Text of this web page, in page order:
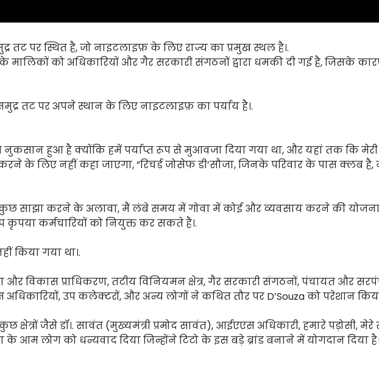
तट पर स्थित है, जो नाइटलाइफ़ के लिए राज्य का प्रमुख स्थल है।.
को अधिकारियों और गैर सरकारी संगठनों द्वारा धमकी दी गई है, जिसके
तट पर अपने स्थान के लिए नाइटलाइफ़ का पर्याय है।.
हुआ है क्योंकि हमें पर्याप्त रूप से मुआवजा दिया गया था, और यहां तक कि
के लिए नहीं कहा जाएगा, ”रिचर्ड जोसेफ डी’सौजा, जिनके परिवार के पास क्लब है,
साझा करने के अलावा, मैं लंबे समय में गोवा में कोई और व्यवसाय करने की
कर्मचारियों को नियुक्त कर सकते हैं।.
किया गया था।.
और विकास प्राधिकरण, तटीय विनियमन क्षेत्र, गैर सरकारी संगठनों, पंचायत और
अधिकारियों, उप कलेक्टरों, और अन्य लोगों ने कथित तौर पर D’Souza को परेशान
जैसे डॉ।. सावंत (मुख्यमंत्री प्रमोद सावंत), आईएएस अधिकारी, हमारे पड़ोसी, मेरे
के आम लोग को धन्यवाद दिया जिन्होंने टिटो के इस बड़े ब्रांड बनाने में योगदान दिया